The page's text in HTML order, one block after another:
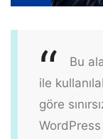
Bu
ile
göre